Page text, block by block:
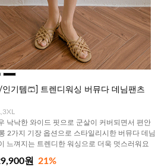
인기템🩳] 트렌디워싱 버뮤다 데님팬츠
낙낙한 와이드 핏으로 군살이 커버되면서 편안
2가지 기장 옵션으로 스타일리시한 버뮤다 데님
느껴지는 트렌디한 워싱으로 더욱 멋스러워요
원 21%